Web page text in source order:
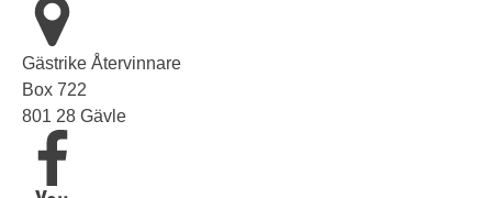
Gästrike Återvinnare
Box 722
801 28 Gävle